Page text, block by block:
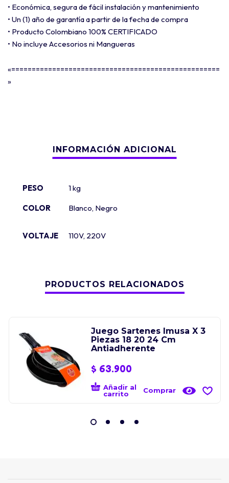
• Económica, segura de fácil instalación y mantenimiento
• Un (1) año de garantía a partir de la fecha de compra
• Producto Colombiano 100% CERTIFICADO
• No incluye Accesorios ni Mangueras
«===================================================
»
PESO 1 kg
COLOR Blanco, Negro
VOLTAJE 110V, 220V
PRODUCTOS RELACIONADOS
Juego Sartenes Imusa X 3
Piezas 18 20 24 Cm
Antiadherente
$ 63.900
Añadir al
carrito
Comprar